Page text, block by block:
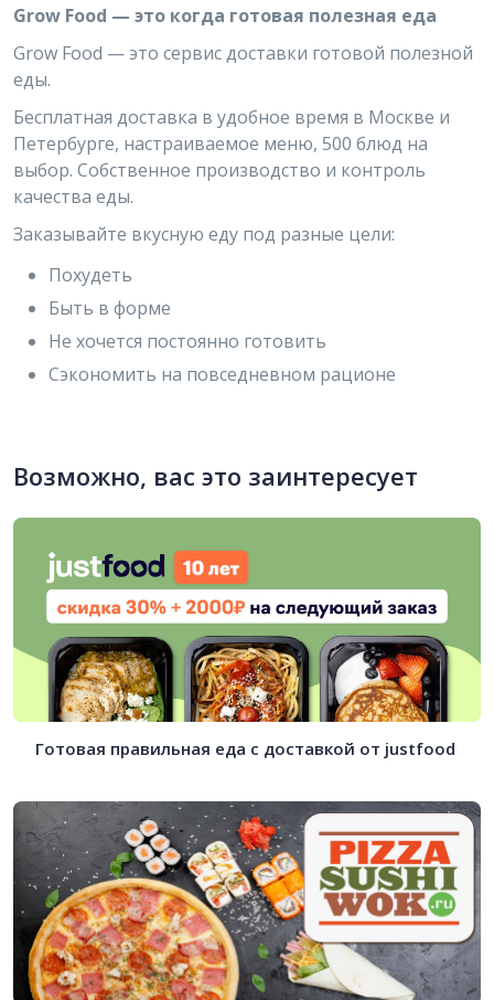
Grow Food — это когда готовая полезная еда
Grow Food — это сервис доставки готовой полезной
еды.
Бесплатная доставка в удобное время в Москве и
Петербурге, настраиваемое меню, 500 блюд на
выбор. Собственное производство и контроль
качества еды.
Заказывайте вкусную еду под разные цели:
Похудеть
Быть в форме
Не хочется постоянно готовить
Сэкономить на повседневном рационе
Возможно, вас это заинтересует
Готовая правильная еда с доставкой от justfood